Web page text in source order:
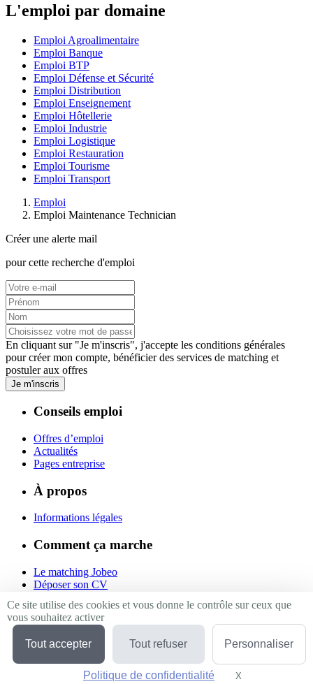
L'emploi par domaine
Emploi Agroalimentaire
Emploi Banque
Emploi BTP
Emploi Défense et Sécurité
Emploi Distribution
Emploi Enseignement
Emploi Hôtellerie
Emploi Industrie
Emploi Logistique
Emploi Restauration
Emploi Tourisme
Emploi Transport
Emploi
Emploi Maintenance Technician
Créer une alerte mail
pour cette recherche d'emploi
En cliquant sur "Je m'inscris", j'accepte les conditions générales
pour créer mon compte, bénéficier des services de matching et
postuler aux offres
Je m'inscris
Conseils emploi
Offres d’emploi
Actualités
Pages entreprise
À propos
Informations légales
Comment ça marche
Le matching Jobeo
Déposer son CV
Suivez-nous
Linkedin
Facebook
Twitter
Ce site utilise des cookies et vous donne le contrôle sur ceux que
vous souhaitez activer
Tout accepter Tout refuser Personnaliser
Politique de confidentialité X